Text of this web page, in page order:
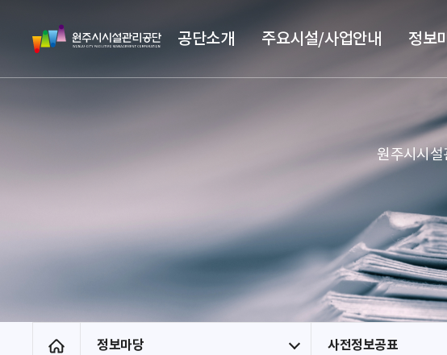
원
주
시
관
단
공단소개 주요시설/사업안내 정보
원주시시설
홈 정보마당 사전정보공표